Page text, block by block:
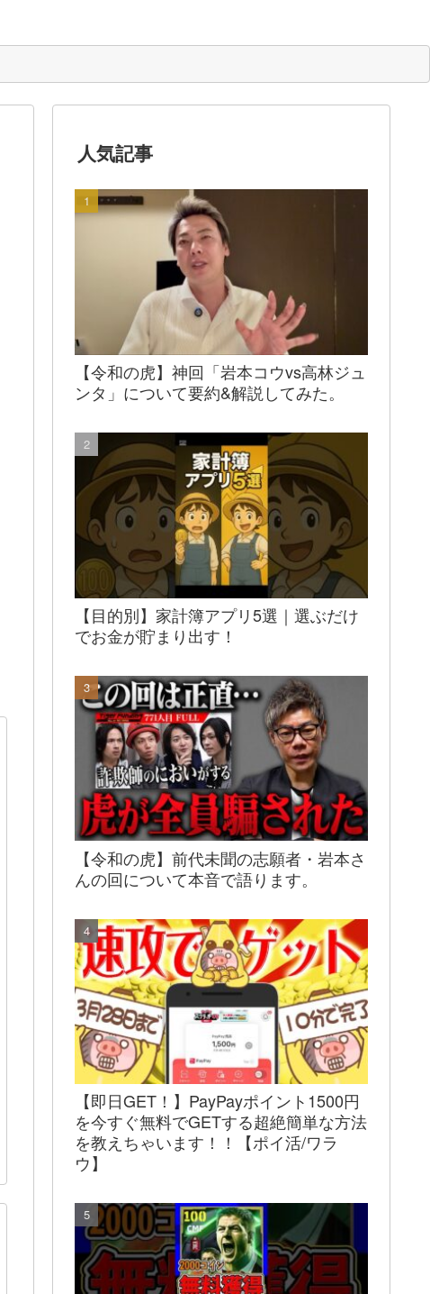
人気記事
【令和の虎】神回「岩本コウvs高林ジュ
ンタ」について要約&解説してみた。
【目的別】家計簿アプリ5選｜選ぶだけ
でお金が貯まり出す！
【令和の虎】前代未聞の志願者・岩本さ
んの回について本音で語ります。
【即日GET！】PayPayポイント1500円
を今すぐ無料でGETする超絶簡単な方法
を教えちゃいます！！【ポイ活/ワラ
ウ】